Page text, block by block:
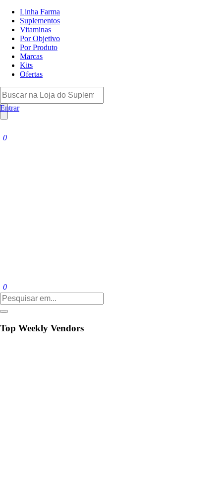
Linha Farma
Suplementos
Vitaminas
Por Objetivo
Por Produto
Marcas
Kits
Ofertas
Entrar
0
0
Top Weekly Vendors